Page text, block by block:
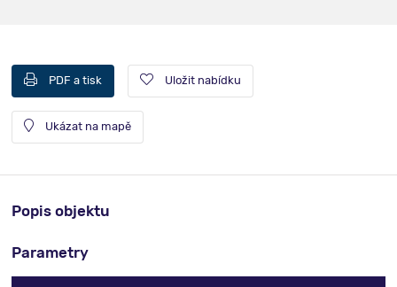
PDF a tisk Uložit nabídku
Ukázat na mapě
Popis objektu
Parametry